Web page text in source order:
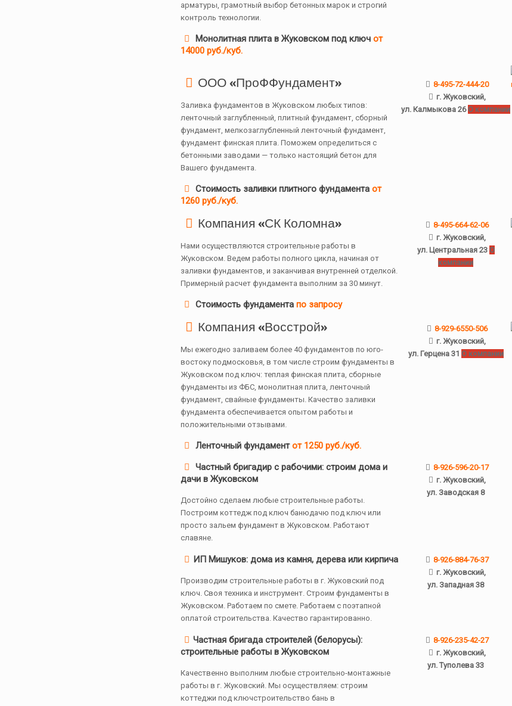
арматуры, грамотный выбор бетонных марок и строгий
контроль технологии.
Монолитная плита в Жуковском под ключ от
14000 руб./куб.
ООО «ПроФФундамент»
Заливка фундаментов в Жуковском любых типов:
ленточный заглубленный, плитный фундамент, сборный
фундамент, мелкозаглубленный ленточный фундамент,
фундамент финская плита. Поможем определиться с
бетонными заводами — только настоящий бетон для
Вашего фундамента.
Стоимость заливки плитного фундаментаот
1260 руб./куб.
8-495-72-444-20
г. Жуковский,
ул. Калмыкова 26 О компании
Компания «СК Коломна»
Нами осуществляются строительные работы в
Жуковском. Ведем работы полного цикла, начиная от
заливки фундаментов, и заканчивая внутренней отделкой.
Примерный расчет фундамента выполним за 30 минут.
Стоимость фундамента по запросу
8-495-664-62-06
г. Жуковский,
ул. Центральная 23 О
компании
Компания «Восстрой»
Мы ежегодно заливаем более 40 фундаментов по юго-
востоку подмосковья, в том числе строим фундаменты в
Жуковском под ключ: теплая финская плита, сборные
фундаменты из ФБС, монолитная плита, ленточный
фундамент, свайные фундаменты. Качество заливки
фундамента обеспечивается опытом работы и
положительными отзывами.
Ленточный фундаментот 1250 руб./куб.
8-929-6550-506
г. Жуковский,
ул. Герцена 31 О компании
Частный бригадир с рабочими: строим дома и
дачи в Жуковском
Достойно сделаем любые строительные работы.
Построим коттедж под ключ банюдачю под ключ или
просто зальем фундамент в Жуковском. Работают
славяне.
8-926-596-20-17
г. Жуковский,
ул. Заводская 8
ИП Мишуков: дома из камня, дерева или кирпича
Производим строительные работы в г. Жуковский под
ключ. Своя техника и инструмент. Строим фундаменты в
Жуковском. Работаем по смете. Работаем с поэтапной
оплатой строительства. Качество гарантированно.
8-926-884-76-37
г. Жуковский,
ул. Западная 38
Частная бригада строителей (белорусы):
строительные работы в Жуковском
Качественно выполним любые строительно-монтажные
работы в г. Жуковский. Мы осуществляем: строим
коттеджи под ключстроительство бань в
8-926-235-42-27
г. Жуковский,
ул. Туполева 33